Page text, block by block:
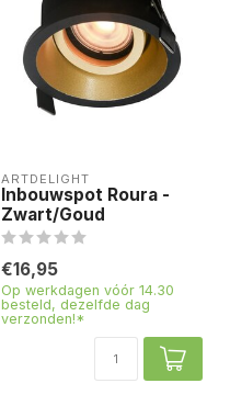
ARTDELIGHT
Inbouwspot Roura -
Zwart/Goud
€16,95
Op werkdagen vóór 14.30
besteld, dezelfde dag
verzonden!*